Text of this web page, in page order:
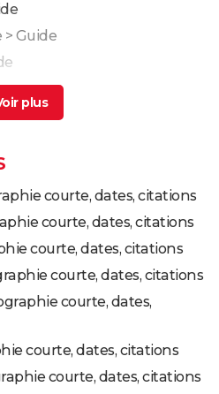
> Guide
("La Boum") est mort
courte, dates, citations
courte, dates, citations
courte, dates, citations
courte, dates, citations
courte, dates,
courte, dates, citations
courte, dates, citations